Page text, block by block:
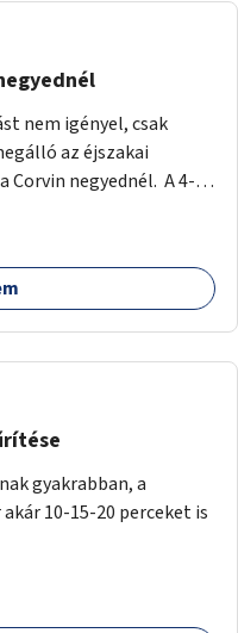
tömegközlekedés
téri beruházások
igény.
nem igényel, csak
az éjszakai
Corvin negyednél. A 4-es
metrómegállónál is
nem jár, és a 200E
6 vonalán lakóknak
megspórolva 10-15
gyakrabban, a
10-15-20 perceket is